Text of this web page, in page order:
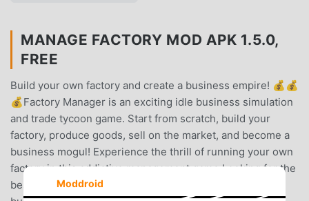
MANAGE FACTORY MOD APK 1.5.0,
FREE
Build your own factory and create a business empire! 💰💰
💰Factory Manager is an exciting idle business simulation
and trade tycoon game. Start from scratch, build your
factory, produce goods, sell on the market, and become a
business mogul! Experience the thrill of running your own
factory in this addictive management game.Looking for the
best factory game? Start as a small workshop owner and
Moddroid